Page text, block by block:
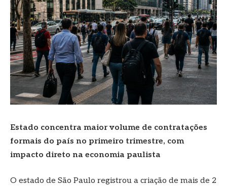
Estado concentra maior volume de contratações
formais do país no primeiro trimestre, com
impacto direto na economia paulista
O estado de São Paulo registrou a criação de mais de 2